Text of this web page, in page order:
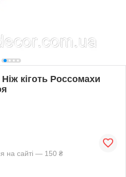
кіготь Россомахи
на сайті — 150 ₴